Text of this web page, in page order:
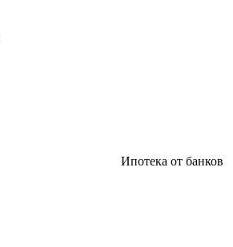
Ипотека от банков